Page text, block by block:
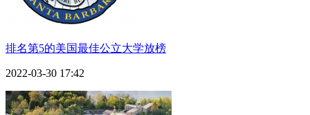
排名第5的美国最佳公立大学放榜
2022-03-30 17:42